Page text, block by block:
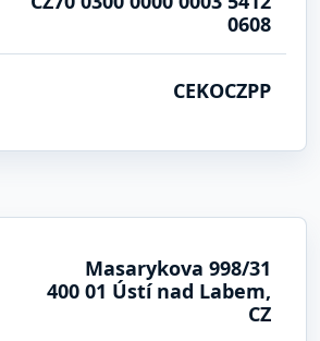
0608
CEKOCZPP
Masarykova 998/31
400 01 Ústí nad Labem,
CZ